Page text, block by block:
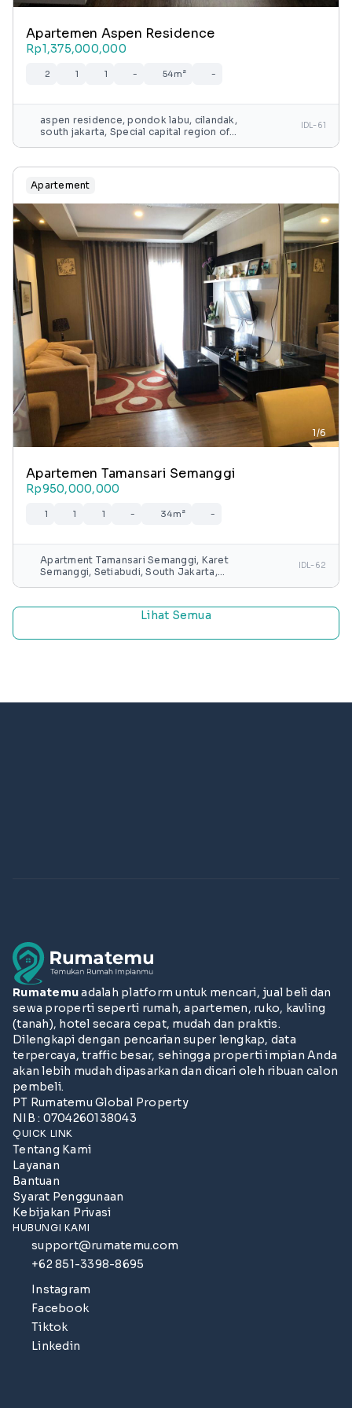
Apartemen Aspen Residence
Rp1,375,000,000
2 1 1 - 54m² -
aspen residence, pondok labu, cilandak,
south jakarta, Special capital region of
IDL-61
Apartement
1/6
Apartemen Tamansari Semanggi
Rp950,000,000
1 1 1 - 34m² -
Apartment Tamansari Semanggi, Karet
Semanggi, Setiabudi, South Jakarta,
IDL-62
Lihat Semua
Rumatemuadalah platform untuk mencari, jual beli dan
sewa properti seperti rumah, apartemen, ruko, kavling
(tanah), hotel secara cepat, mudah dan praktis.
Dilengkapi dengan pencarian super lengkap, data
terpercaya, traffic besar, sehingga properti impian Anda
akan lebih mudah dipasarkan dan dicari oleh ribuan calon
pembeli.
PT Rumatemu Global Property
NIB : 0704260138043
QUICK LINK
Tentang Kami
Layanan
Bantuan
Syarat Penggunaan
Kebijakan Privasi
HUBUNGI KAMI
support@rumatemu.com
+62 851-3398-8695
Instagram
Facebook
Tiktok
Linkedin